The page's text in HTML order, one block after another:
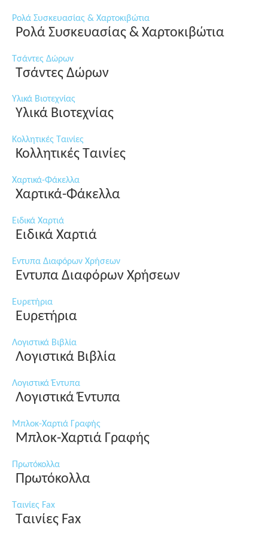
Ρολά Συσκευασίας & Χαρτοκιβώτια
Ρολά Συσκευασίας & Χαρτοκιβώτια
Τσάντες Δώρων
Τσάντες Δώρων
Υλικά Βιοτεχνίας
Υλικά Βιοτεχνίας
Κολλητικές Ταινίες
Κολλητικές Ταινίες
Χαρτικά-Φάκελλα
Χαρτικά-Φάκελλα
Ειδικά Χαρτιά
Ειδικά Χαρτιά
Εντυπα Διαφόρων Χρήσεων
Εντυπα Διαφόρων Χρήσεων
Ευρετήρια
Ευρετήρια
Λογιστικά Βιβλία
Λογιστικά Βιβλία
Λογιστικά Έντυπα
Λογιστικά Έντυπα
Μπλοκ-Χαρτιά Γραφής
Μπλοκ-Χαρτιά Γραφής
Πρωτόκολλα
Πρωτόκολλα
Ταινίες Fax
Ταινίες Fax